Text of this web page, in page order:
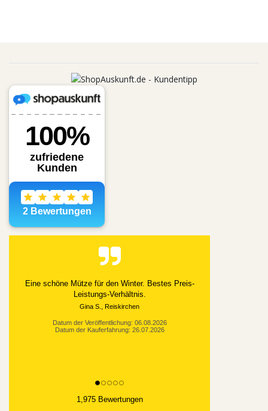
Alles gut geklappt
Datum der Kauferfahrung: 21.07.2026
1,975 Bewertungen